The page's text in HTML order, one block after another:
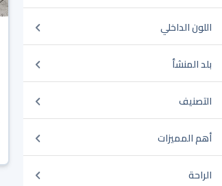
اللون الداخلي
بلد المنشأ
التصنيف
أهم المميزات
الراحة